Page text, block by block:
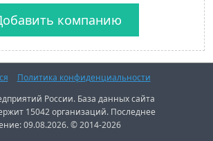
компанию
Политика конфиденциальности
России. База данных сайта
15042 организаций. Последнее
09.08.2026. © 2014-2026